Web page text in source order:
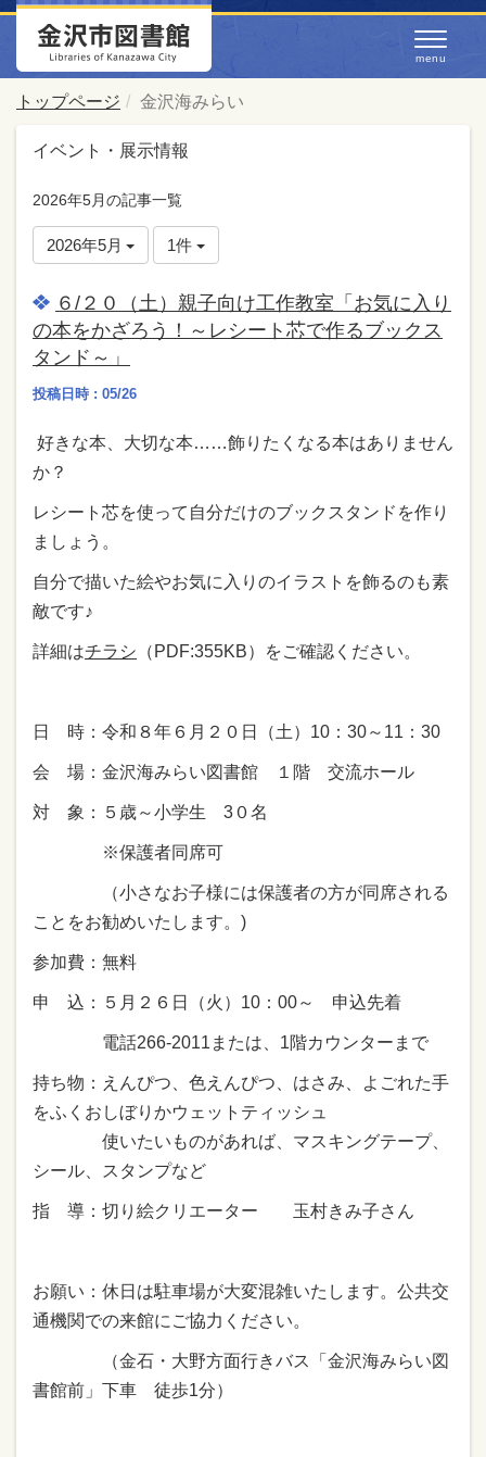
トップページ 金沢海みらい
イベント・展示情報
2026年5月の記事一覧
2026年5月 1件
６/２０（土）親子向け工作教室「お気に入り
の本をかざろう！～レシート芯で作るブックス
タンド～」
投稿日時 : 05/26
好きな本、大切な本……飾りたくなる本はありません
か？
レシート芯を使って自分だけのブックスタンドを作り
ましょう。
自分で描いた絵やお気に入りのイラストを飾るのも素
敵です♪
詳細はチラシ （PDF:355KB）をご確認ください。
日 時：令和８年６月２０日（土）10：30～11：30
会 場：金沢海みらい図書館 １階 交流ホール
対 象：５歳～小学生 3０名
※保護者同席可
（小さなお子様には保護者の方が同席される
ことをお勧めいたします。)
参加費：無料
申 込：５月２６日（火）10：00～ 申込先着
電話266-2011または、1階カウンターまで
持ち物：えんぴつ、色えんぴつ、はさみ、よごれた手
をふくおしぼりかウェットティッシュ
使いたいものがあれば、マスキングテープ、
シール、スタンプなど
指 導：切り絵クリエーター 玉村きみ子さん
お願い：休日は駐車場が大変混雑いたします。公共交
通機関での来館にご協力ください。
（金石・大野方面行きバス「金沢海みらい図
書館前」下車 徒歩1分）